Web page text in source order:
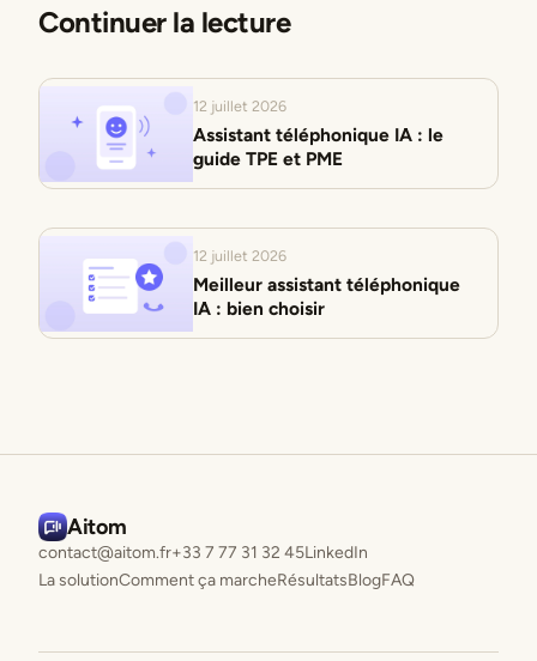
Continuer la lecture
12 juillet 2026
Assistant téléphonique IA : le
guide TPE et PME
12 juillet 2026
Meilleur assistant téléphonique
IA : bien choisir
Aitom
contact@aitom.fr+33 7 77 31 32 45LinkedIn
La solutionComment ça marcheRésultatsBlogFAQ